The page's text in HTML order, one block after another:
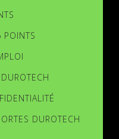
POINTS
DUROTECH